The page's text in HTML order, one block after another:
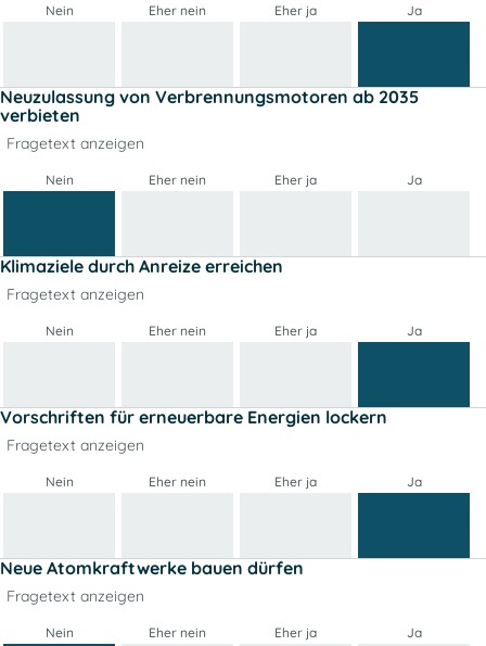
Nein Eher nein Eher ja Ja
Neuzulassung von Verbrennungsmotoren ab 2035
verbieten
Fragetext anzeigen
Nein Eher nein Eher ja Ja
Klimaziele durch Anreize erreichen
Fragetext anzeigen
Nein Eher nein Eher ja Ja
Vorschriften für erneuerbare Energien lockern
Fragetext anzeigen
Nein Eher nein Eher ja Ja
Neue Atomkraftwerke bauen dürfen
Fragetext anzeigen
Nein Eher nein Eher ja Ja